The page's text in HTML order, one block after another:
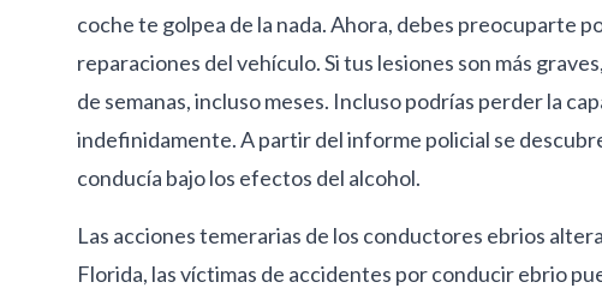
coche te golpea de la nada. Ahora, debes preocuparte
reparaciones del vehículo. Si tus lesiones son más
de semanas, incluso meses. Incluso podrías perder la
indefinidamente. A partir del informe policial se
conducía bajo los efectos del alcohol.
Las acciones temerarias de los conductores ebrios
Florida, las víctimas de accidentes por conducir ebrio